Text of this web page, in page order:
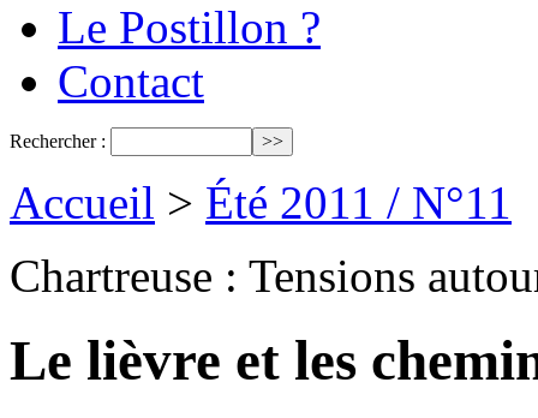
Le Postillon ?
Contact
Rechercher :
Accueil > Été 2011 / N°11
Chartreuse : Tensions
Le lièvre et les